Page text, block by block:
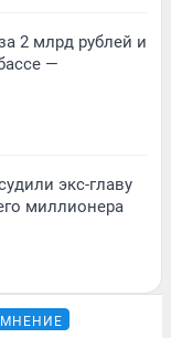
2 млрд рублей и
—
экс-главу
миллионера
МНЕНИЕ